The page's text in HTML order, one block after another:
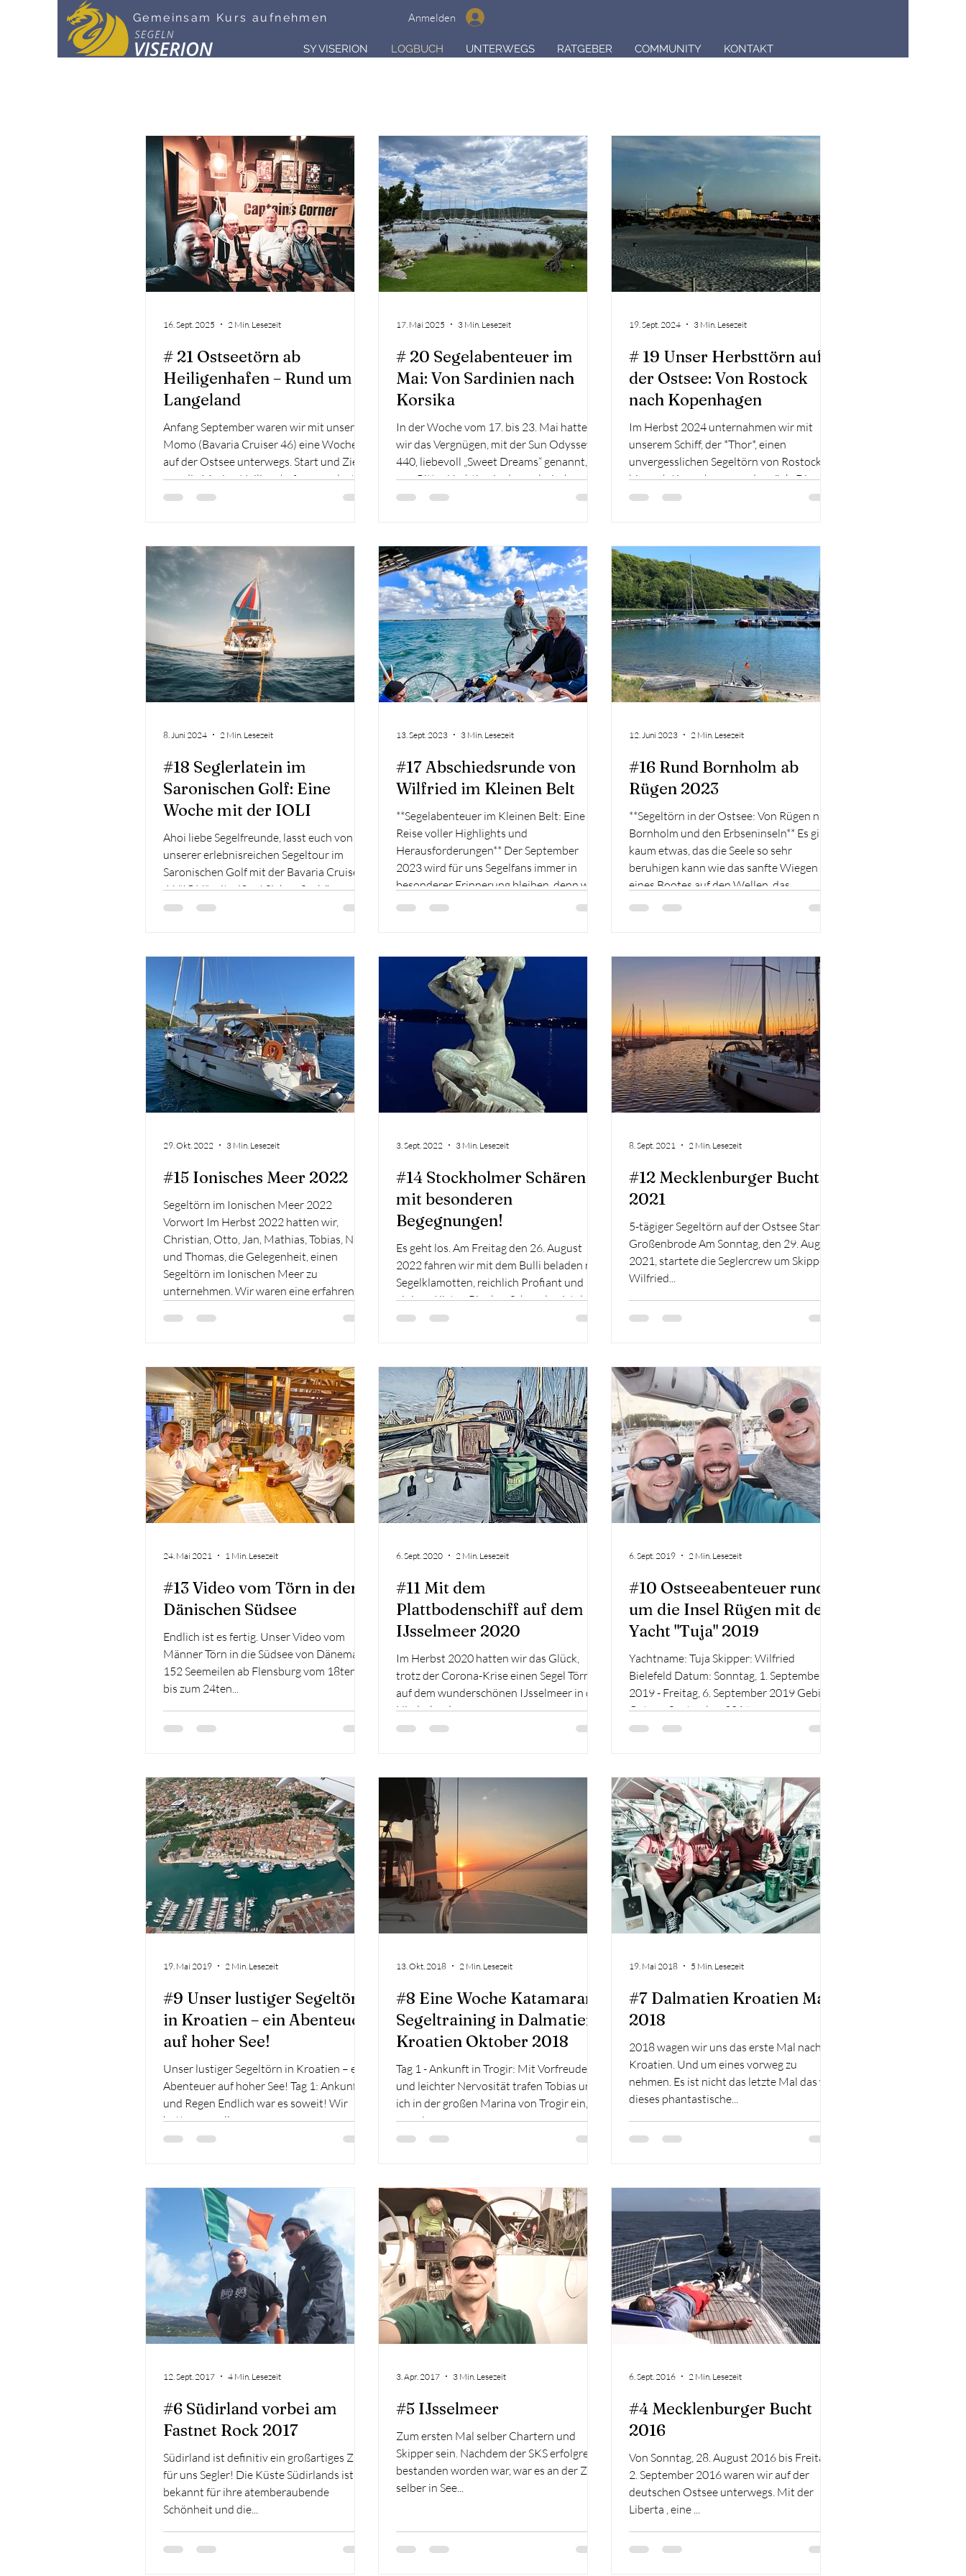
Gemeinsam Kurs aufnehmen Anmelden
SY VISERION LOGBUCH UNTERWEGS RATGEBER COMMUNITY KONTAKT
# 21 Ostseetörn ab
Heiligenhafen – Rund um
Langeland
Anfang September waren wir mit unserer
Momo (Bavaria Cruiser 46) eine Woche
auf der Ostsee unterwegs. Start und Ziel
war die Marina Heiligenhafen, von dort
führte uns der Törn rund um Langeland
besonderes Erlebnis: Unterwegs trafen
wir gleich zwei Yachten wieder, die für
meine persönliche Segelgeschichte
prägend waren – die Coco in Bagenkop
(mein SKS-Törn 2016 ) und die Veronica in
Nyborg (meine ersten
16. Sept. 2025 2 Min. Lesezeit
# 20 Segelabenteuer im
Mai: Von Sardinien nach
Korsika
In der Woche vom 17. bis 23. Mai hatten
wir das Vergnügen, mit der Sun Odyssey
440, liebevoll „Sweet Dreams“ genannt,
von Pitter Yachting in der malerischen
Bucht von Marinella auf Sardinien aus zu
Region und bot eine perfekte Mischung
aus Segelvergnügen, Naturerlebnissen
und kulinarischen Höhepunkten. Tag 1:
Von Marinella zur Insel Cavallo Am ersten
Tag setzten wir die Segel in Richtung der
kleine
17. Mai 2025 3 Min. Lesezeit
# 19 Unser Herbsttörn auf
der Ostsee: Von Rostock
nach Kopenhagen
Im Herbst 2024 unternahmen wir mit
unserem Schiff, der *Thor*, einen
unvergesslichen Segeltörn von Rostock
bis nach Kopenhagen und zurück. Die
Vorfreude war groß, als wir am Sonntag,
Die Sonne lächelte uns entgegen und der
Wind wehte mit 10 bis 26 Knoten aus
Osten – perfekte Bedingungen für
unseren Nord-Süd-Trip. Die Reise beginnt:
Rostock Hohe Düne Rostock Hohe Düne,
wo wir unser Charterboot überna
19. Sept. 2024 3 Min. Lesezeit
#18 Seglerlatein im
Saronischen Golf: Eine
Woche mit der IOLI
Ahoi liebe Segelfreunde, lasst euch von
unserer erlebnisreichen Segeltour im
Saronischen Golf mit der Bavaria Cruiser
46 "IOLI" mitreißen! Sieben Seebären,
zwischen 38 und 73 Jahren alt, stachen im
Athen: Auf den Spuren der Antike Bevor es
aufs Meer ging, tauchten wir am Samstag
in die Geschichte Athens ein. Die
Akropolis, majestätisch thronend über der
Stadt, ließ uns staunen. Sonntag: Leinen
los,
8. Juni 2024 2 Min. Lesezeit
#17 Abschiedsrunde von
Wilfried im Kleinen Belt
**Segelabenteuer im Kleinen Belt: Eine
Reise voller Highlights und
Herausforderungen** Der September
2023 wird für uns Segelfans immer in
besonderer Erinnerung bleiben, denn wir
hatten das Vergnügen, auf einem
starten. Dabei erlebten wir nicht nur
atemberaubende Landschaften, sondern
auch einige navigatorische
Herausforderungen und unvergessliche
Begegnungen in den besuchten Häfen.
**Flensburg: Ein vielver
13. Sept. 2023 3 Min. Lesezeit
#16 Rund Bornholm ab
Rügen 2023
**Segeltörn in der Ostsee: Von Rügen nach
Bornholm und den Erbseninseln** Es gibt
kaum etwas, das die Seele so sehr
beruhigen kann wie das sanfte Wiegen
eines Bootes auf den Wellen, das
Rauschen des Windes in den Segeln und
Segelabenteuer in der wunderschönen
Ostsee erzählen, bei dem wir von Rügen
aus gestartet sind, Bornholm und die
Erbseninseln besucht haben und
schließlich auf unserer Nachfahrt
12. Juni 2023 2 Min. Lesezeit
#15 Ionisches Meer 2022
Segeltörn im Ionischen Meer 2022
Vorwort Im Herbst 2022 hatten wir,
Christian, Otto, Jan, Mathias, Tobias, Nils
und Thomas, die Gelegenheit, einen
Segeltörn im Ionischen Meer zu
unternehmen. Wir waren eine erfahrene
zusammengesegelt war. Unser Ziel war es,
haben. Tag 1: Lefkas - Ormos Sivota Am
Sonntagmorgen, den 9. Oktober 2022,
starteten wir von Lefkas aus zu unserer
29. Okt. 2022 3 Min. Lesezeit
#14 Stockholmer Schären
mit besonderen
Begegnungen!
Es geht los. Am Freitag den 26. August
2022 fahren wir mit dem Bulli beladen mit
Segelklamotten, reichlich Profiant und
einigen Kisten Bier los. Schweden ist das
Ziel. Bekannter Massen sind dort die
STOCKHOLM zu fahren und nicht zu
fliegen. Somit geht es zunächst in die
schöne Landeshauptstadt Kiel um von
dort die Fähre nach Göteborg zu nehmen.
Bevor wir jedoch auf die Fähre fahren
können erklärte uns die n
3. Sept. 2022 3 Min. Lesezeit
#12 Mecklenburger Bucht
2021
5-tägiger Segeltörn auf der Ostsee Start:
Großenbrode Am Sonntag, den 29. August
2021, startete die Seglercrew um Skipper
Wilfried...
8. Sept. 2021 2 Min. Lesezeit
#13 Video vom Törn in der
Dänischen Südsee
Endlich ist es fertig. Unser Video vom
Männer Törn in die Südsee von Dänemark.
152 Seemeilen ab Flensburg vom 18ten
bis zum 24ten...
24. Mai 2021 1 Min. Lesezeit
#11 Mit dem
Plattbodenschiff auf dem
IJsselmeer 2020
Im Herbst 2020 hatten wir das Glück,
trotz der Corona-Krise einen Segel Törn
auf dem wunderschönen IJsselmeer in den
Niederlanden zu...
6. Sept. 2020 2 Min. Lesezeit
#10 Ostseeabenteuer rund
um die Insel Rügen mit der
Yacht "Tuja" 2019
Yachtname: Tuja Skipper: Wilfried
Bielefeld Datum: Sonntag, 1. September
2019 - Freitag, 6. September 2019 Gebiet:
Ostsee, September 2019...
6. Sept. 2019 2 Min. Lesezeit
#9 Unser lustiger Segeltörn
in Kroatien – ein Abenteuer
auf hoher See!
Unser lustiger Segeltörn in Kroatien – ein
Abenteuer auf hoher See! Tag 1: Ankunft
und Regen Endlich war es soweit! Wir
hatten uns alle...
19. Mai 2019 2 Min. Lesezeit
#8 Eine Woche Katamaran
Segeltraining in Dalmatien,
Kroatien Oktober 2018
Tag 1 - Ankunft in Trogir: Mit Vorfreude
und leichter Nervosität trafen Tobias und
ich in der großen Marina von Trogir ein,
wo wir...
13. Okt. 2018 2 Min. Lesezeit
#7 Dalmatien Kroatien Mai
2018
2018 wagen wir uns das erste Mal nach
Kroatien. Und um eines vorweg zu
nehmen. Es ist nicht das letzte Mal das wir
dieses phantastische...
19. Mai 2018 5 Min. Lesezeit
#6 Südirland vorbei am
Fastnet Rock 2017
Südirland ist definitiv ein großartiges Ziel
für uns Segler! Die Küste Südirlands ist
bekannt für ihre atemberaubende
Schönheit und die...
12. Sept. 2017 4 Min. Lesezeit
#5 IJsselmeer
Zum ersten Mal selber Chartern und
Skipper sein. Nachdem der SKS erfolgreich
bestanden worden war, war es an der Zeit
selber in See...
3. Apr. 2017 3 Min. Lesezeit
#4 Mecklenburger Bucht
2016
Von Sonntag, 28. August 2016 bis Freitag,
2. September 2016 waren wir auf der
deutschen Ostsee unterwegs. Mit der
Liberta , eine ...
6. Sept. 2016 2 Min. Lesezeit